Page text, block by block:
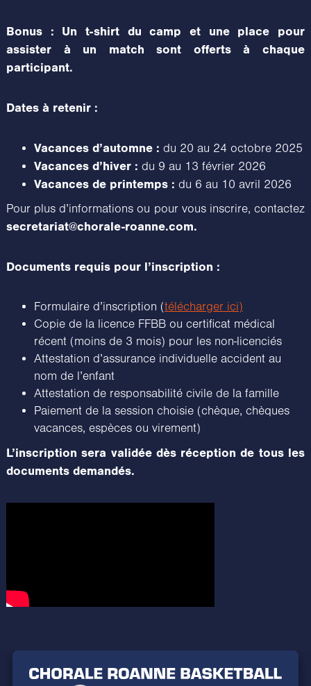
Bonus : Un t-shirt du camp et une place pour
assister à un match sont offerts à chaque
participant.
Dates à retenir :
Vacances d’automne : du 20 au 24 octobre 2025
Vacances d’hiver : du 9 au 13 février 2026
Vacances de printemps : du 6 au 10 avril 2026
Pour plus d’informations ou pour vous inscrire, contactez
secretariat@chorale-roanne.com.
Documents requis pour l’inscription :
Formulaire d’inscription (télécharger ici)
Copie de la licence FFBB ou certificat médical
récent (moins de 3 mois) pour les non-licenciés
Attestation d’assurance individuelle accident au
nom de l’enfant
Attestation de responsabilité civile de la famille
Paiement de la session choisie (chèque, chèques
vacances, espèces ou virement)
L’inscription sera validée dès réception de tous les
documents demandés.